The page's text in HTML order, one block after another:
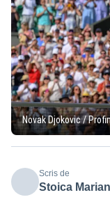
Novak Djokovic /
Scris de
Stoica Marian